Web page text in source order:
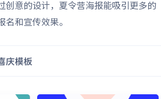
创意的设计，夏令营海报能吸引更多的
和宣传效果。
庆模板